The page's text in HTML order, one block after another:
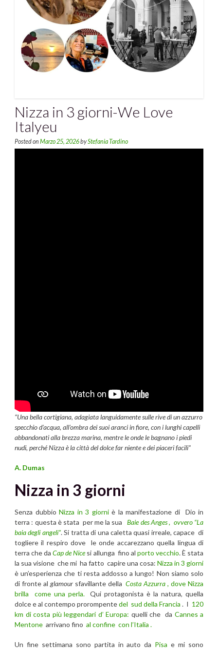
Nizza in 3 giorni-We Love
Italyeu
Posted on Marzo 25, 2026byStefania Tardino
“Una bella cortigiana, adagiata languidamente sulle rive di un azzurro
specchio d’acqua, all’ombra dei suoi aranci in fiore, con i lunghi capelli
abbandonati alla brezza marina, mentre le onde le bagnano i piedi
nudi, perché Nizza è la città del dolce far niente e dei piaceri facili”
A. Dumas
Nizza in 3 giorni
Senza dubbio Nizza in 3 giorniè la manifestazione di Dio in
terra : questa è stata per me la suaBaie des Anges , ovvero “La
baia degli angeli”. Si tratta di una caletta quasi irreale, capace di
togliere il respiro dove le onde accarezzano quella lingua di
terra che daCap de Nicesi allunga fino al porto vecchio. È stata
la sua visione che mi ha fatto capire una cosa: Nizza in 3 giorni
è un’esperienza che ti resta addosso a lungo! Non siamo solo
di fronte al glamoursfavillante dellaCosta Azzurra, dove Nizza
brilla come una perla.Qui protagonista è la natura, quella
dolce e al contempo prorompentedel sud della Francia . I 120
km di costa più leggendari d’ Europa: quelli che da Cannes a
Mentone arrivano fino al confine con l’Italia .
Un fine settimana sono partita in auto da Pisa e mi sono